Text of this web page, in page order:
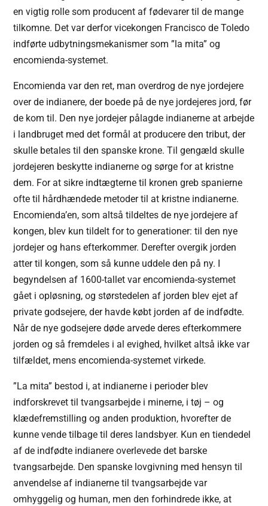
en vigtig rolle som producent af fødevarer til de mange
tilkomne. Det var derfor vicekongen Francisco de Toledo
indførte udbytningsmekanismer som ”la mita” og
encomienda-systemet.
Encomienda var den ret, man overdrog de nye jordejere
over de indianere, der boede på de nye jordejeres jord, før
de kom til. Den nye jordejer pålagde indianerne at arbejde
i landbruget med det formål at producere den tribut, der
skulle betales til den spanske krone. Til gengæld skulle
jordejeren beskytte indianerne og sørge for at kristne
dem. For at sikre indtægterne til kronen greb spanierne
ofte til hårdhændede metoder til at kristne indianerne.
Encomienda’en, som altså tildeltes de nye jordejere af
kongen, blev kun tildelt for to generationer: til den nye
jordejer og hans efterkommer. Derefter overgik jorden
atter til kongen, som så kunne uddele den på ny. I
begyndelsen af 1600-tallet var encomienda-systemet
gået i opløsning, og størstedelen af jorden blev ejet af
private godsejere, der havde købt jorden af de indfødte.
Når de nye godsejere døde arvede deres efterkommere
jorden og så fremdeles i al evighed, hvilket altså ikke var
tilfældet, mens encomienda-systemet virkede.
”La mita” bestod i, at indianerne i perioder blev
indforskrevet til tvangsarbejde i minerne, i tøj – og
klædefremstilling og anden produktion, hvorefter de
kunne vende tilbage til deres landsbyer. Kun en tiendedel
af de indfødte indianere overlevede det barske
tvangsarbejde. Den spanske lovgivning med hensyn til
anvendelse af indianerne til tvangsarbejde var
omhyggelig og human, men den forhindrede ikke, at